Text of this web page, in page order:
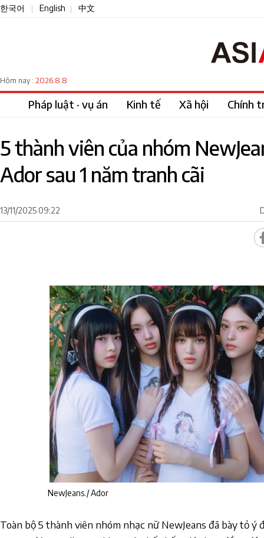
한국어 English 中文
Hôm nay : 2026.8.8
Pháp luật · vụ án Kinh tế Xã hội Chính
5 thành viên của nhóm
Ador sau 1 năm tranh cãi
13/11/2025 09:22
NewJeans./ Ador
Toàn bộ 5 thành viên nhóm nhạc nữNewJeans đã bày tỏ ý